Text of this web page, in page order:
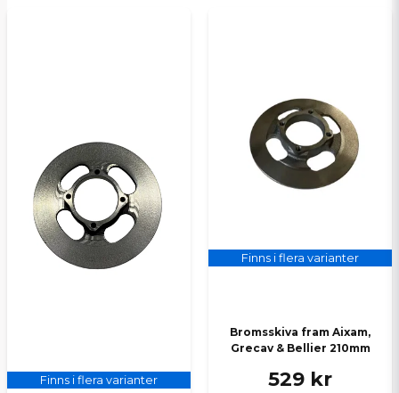
Finns i flera varianter
Finns i flera varianter
Bromsskiva fram Aixam,
Grecav & Bellier 210mm
529 kr